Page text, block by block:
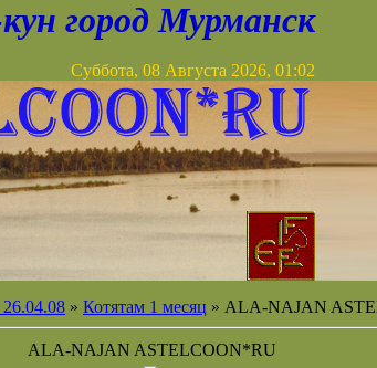
город Мурманск
Суббота, 08 Августа 2026, 01:02
» Котятам 1 месяц » ALA-NAJAN
ALA-NAJAN ASTELCOON*RU